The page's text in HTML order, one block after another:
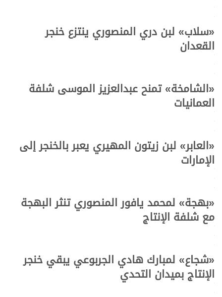
.
.
«سلاب» لبن دري المنصوري ينتزع خنجر
القعدان.
.
.
«الشامخة»تمنح عبدالعزيز الموسى شلفة
العمانيات.
.
.
«العابر» لبن زيتون المهيري يعبر بالخنجر إلى
الإمارات.
.
.
«بهجة» لمحمد يافور المنصوري تنثر البهجة
مع شلفة الإنتاج.
.
.
«شجاع» لمبارك هادي الجربوعي يبقي خنجر
الإنتاج بميدان التحدي.
.